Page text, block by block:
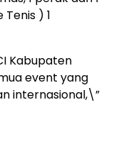
) 1
Kabupaten
event yang
internasional,\”